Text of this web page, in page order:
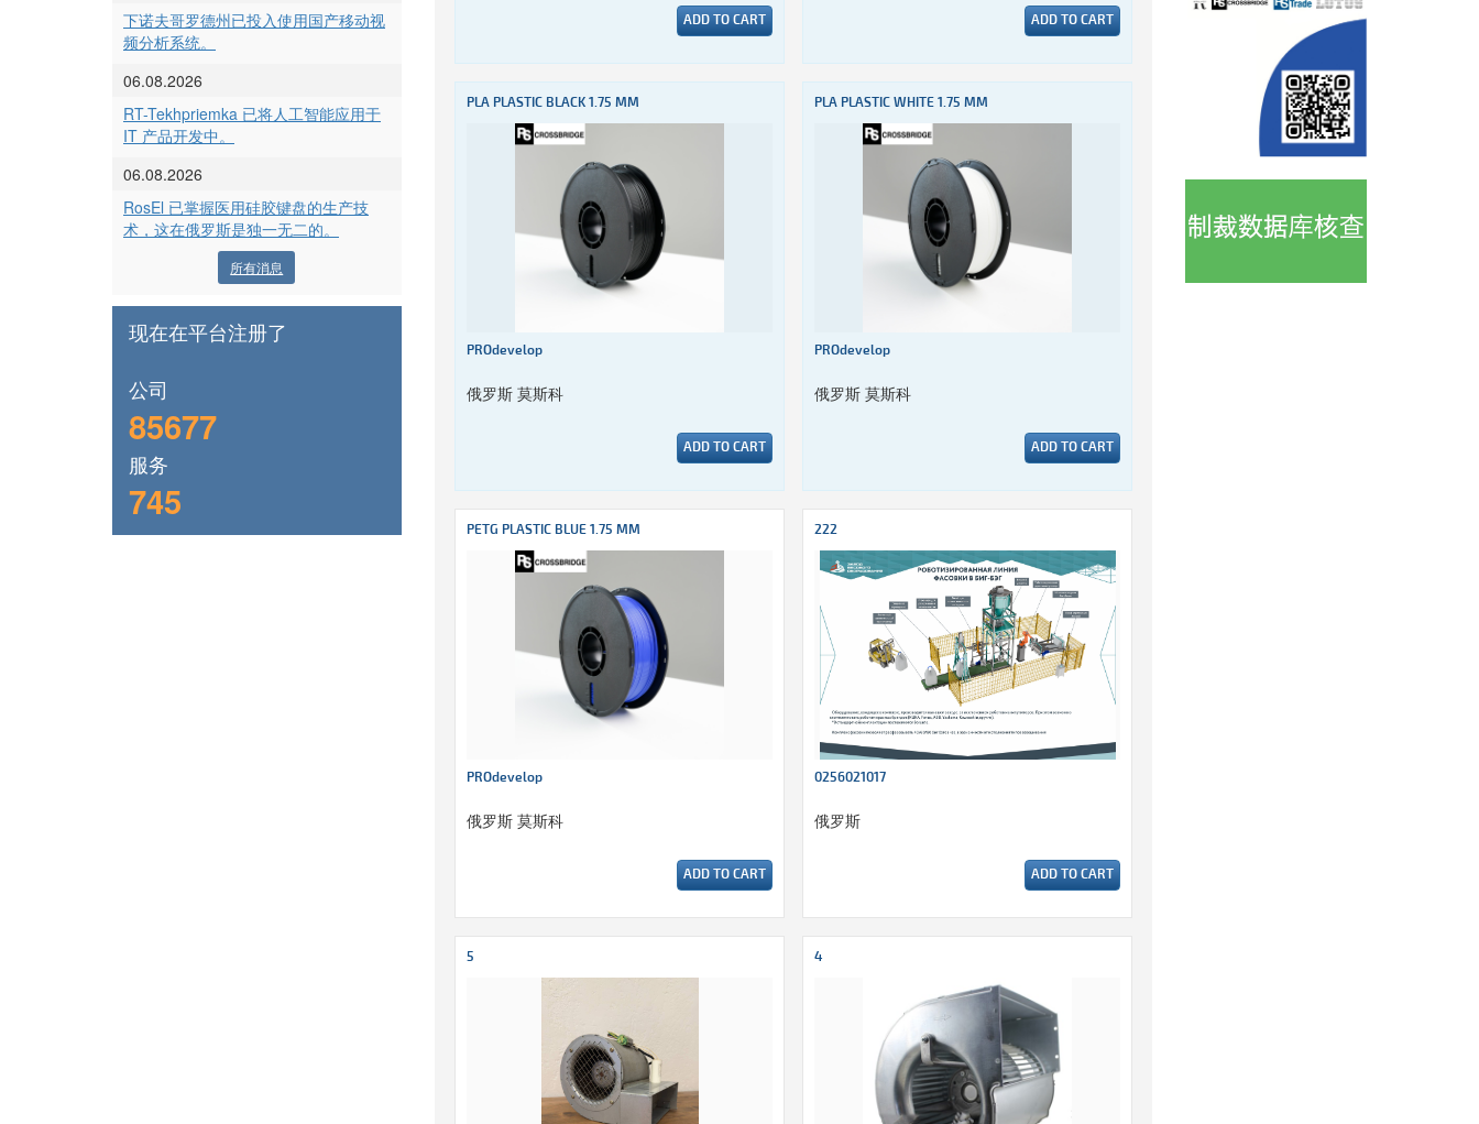
下诺夫哥罗德州已投入使用国产移动视
频分析系统。
06.08.2026
RT-Tekhpriemka 已将人工智能应用于
IT 产品开发中。
06.08.2026
RosEl 已掌握医用硅胶键盘的生产技
术，这在俄罗斯是独一无二的。
所有消息
现在在平台注册了
公司
85677
服务
745
ADD TO CART ADD TO CART
PLA PLASTIC BLACK 1.75 MM
PROdevelop
俄罗斯 莫斯科
ADD TO CART
PLA PLASTIC WHITE 1.75 MM
PROdevelop
俄罗斯 莫斯科
ADD TO CART
PETG PLASTIC BLUE 1.75 MM
PROdevelop
俄罗斯 莫斯科
ADD TO CART
222
0256021017
俄罗斯
ADD TO CART
5 4